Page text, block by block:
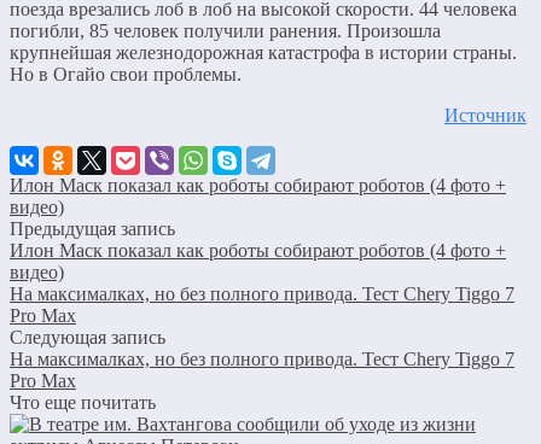
поезда врезались лоб в лоб на высокой скорости. 44 человека
погибли, 85 человек получили ранения. Произошла
крупнейшая железнодорожная катастрофа в истории страны.
Но в Огайо свои проблемы.
Источник
Илон Маск показал как роботы собирают роботов (4 фото +
видео)
Предыдущая запись
Илон Маск показал как роботы собирают роботов (4 фото +
видео)
На максималках, но без полного привода. Тест Chery Tiggo 7
Pro Max
Следующая запись
На максималках, но без полного привода. Тест Chery Tiggo 7
Pro Max
Что еще почитать